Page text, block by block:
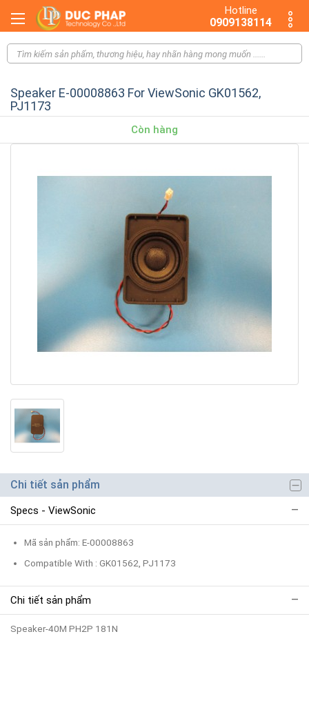
Hotline
0909138114
Speaker E-00008863 For ViewSonic GK01562,
PJ1173
Còn hàng
Chi tiết sản phẩm
Specs - ViewSonic
Mã sản phẩm: E-00008863
Compatible With : GK01562, PJ1173
Chi tiết sản phẩm
Speaker-40M PH2P 181N